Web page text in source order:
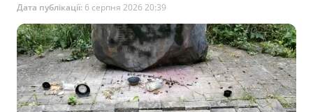
Дата публікації: 6 серпня 2026 20:39